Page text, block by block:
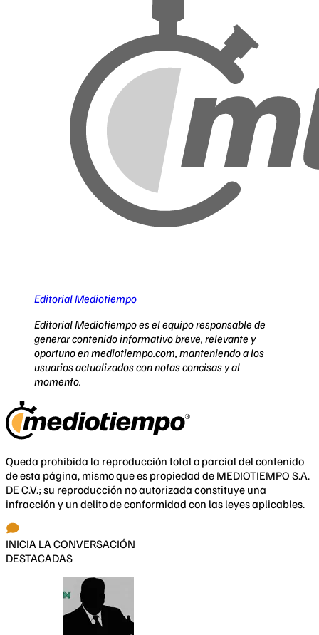
Editorial Mediotiempo
Editorial Mediotiempo es el equipo responsable de
generar contenido informativo breve, relevante y
oportuno en mediotiempo.com, manteniendo a los
usuarios actualizados con notas concisas y al
momento.
Queda prohibida la reproducción total o parcial del contenido
de esta página, mismo que es propiedad de MEDIOTIEMPO S.A.
DE C.V.; su reproducción no autorizada constituye una
infracción y un delito de conformidad con las leyes aplicables.
INICIA LA CONVERSACIÓN
DESTACADAS